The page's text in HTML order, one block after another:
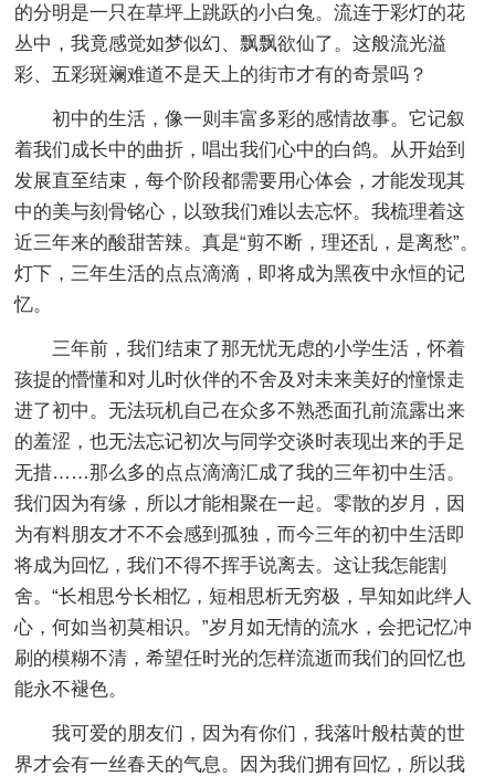
的分明是一只在草坪上跳跃的小白兔。流连于彩灯的花
丛中，我竟感觉如梦似幻、飘飘欲仙了。这般流光溢
彩、五彩斑斓难道不是天上的街市才有的奇景吗？
初中的生活，像一则丰富多彩的感情故事。它记叙
着我们成长中的曲折，唱出我们心中的白鸽。从开始到
发展直至结束，每个阶段都需要用心体会，才能发现其
中的美与刻骨铭心，以致我们难以去忘怀。我梳理着这
近三年来的酸甜苦辣。真是“剪不断，理还乱，是离愁”。
灯下，三年生活的点点滴滴，即将成为黑夜中永恒的记
忆。
三年前，我们结束了那无忧无虑的小学生活，怀着
孩提的懵懂和对儿时伙伴的不舍及对未来美好的憧憬走
进了初中。无法玩机自己在众多不熟悉面孔前流露出来
的羞涩，也无法忘记初次与同学交谈时表现出来的手足
无措……那么多的点点滴滴汇成了我的三年初中生活。
我们因为有缘，所以才能相聚在一起。零散的岁月，因
为有料朋友才不不会感到孤独，而今三年的初中生活即
将成为回忆，我们不得不挥手说离去。这让我怎能割
舍。“长相思兮长相忆，短相思析无穷极，早知如此绊人
心，何如当初莫相识。”岁月如无情的流水，会把记忆冲
刷的模糊不清，希望任时光的怎样流逝而我们的回忆也
能永不褪色。
我可爱的朋友们，因为有你们，我落叶般枯黄的世
界才会有一丝春天的气息。因为我们拥有回忆，所以我